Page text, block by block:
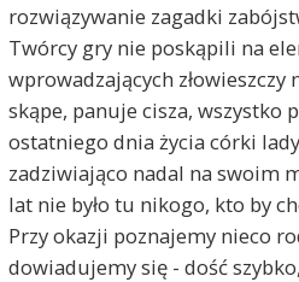
rozwiązywanie zagadki
Twórcy gry nie poskąpili na
wprowadzających złowieszczy
skąpe, panuje cisza, wszystko
ostatniego dnia życia córki
zadziwiająco nadal na swoim
lat nie było tu nikogo, kto by
Przy okazji poznajemy nieco
dowiadujemy się - dość